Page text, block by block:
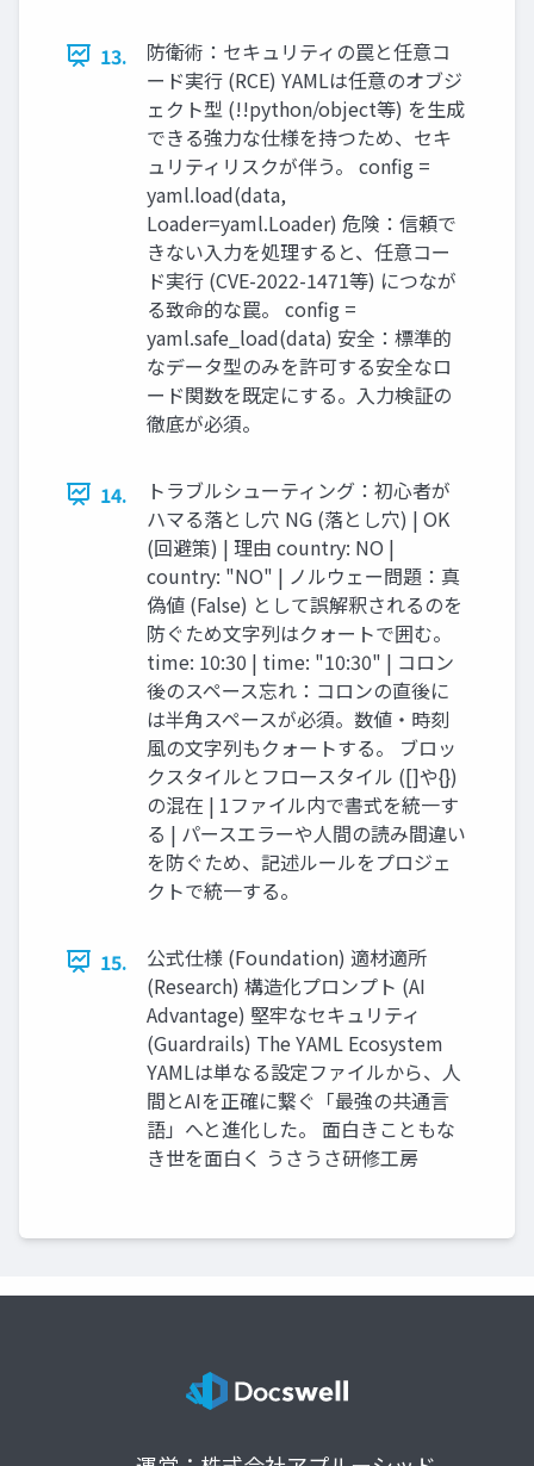
13.
防衛術：セキュリティの罠と任意コ
ード実行 (RCE) YAMLは任意のオブジ
ェクト型 (!!python/object等) を生成
できる強力な仕様を持つため、セキ
ュリティリスクが伴う。 config =
yaml.load(data,
Loader=yaml.Loader) 危険：信頼で
きない入力を処理すると、任意コー
ド実行 (CVE-2022-1471等) につなが
る致命的な罠。 config =
yaml.safe_load(data) 安全：標準的
なデータ型のみを許可する安全なロ
ード関数を既定にする。入力検証の
徹底が必須。
14.
トラブルシューティング：初心者が
ハマる落とし穴 NG (落とし穴) | OK
(回避策) | 理由 country: NO |
country: "NO" | ノルウェー問題：真
偽値 (False) として誤解釈されるのを
防ぐため文字列はクォートで囲む。
time: 10:30 | time: "10:30" | コロン
後のスペース忘れ：コロンの直後に
は半角スペースが必須。数値・時刻
風の文字列もクォートする。 ブロッ
クスタイルとフロースタイル ([]や{})
の混在 | 1ファイル内で書式を統一す
る | パースエラーや人間の読み間違い
を防ぐため、記述ルールをプロジェ
クトで統一する。
15.
公式仕様 (Foundation) 適材適所
(Research) 構造化プロンプト (AI
Advantage) 堅牢なセキュリティ
(Guardrails) The YAML Ecosystem
YAMLは単なる設定ファイルから、人
間とAIを正確に繋ぐ「最強の共通言
語」へと進化した。 面白きこともな
き世を面白く うさうさ研修工房